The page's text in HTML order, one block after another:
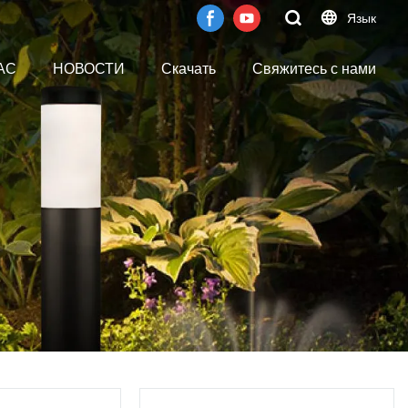
Язык
НОВОСТИ Скачать Свяжитесь с нами